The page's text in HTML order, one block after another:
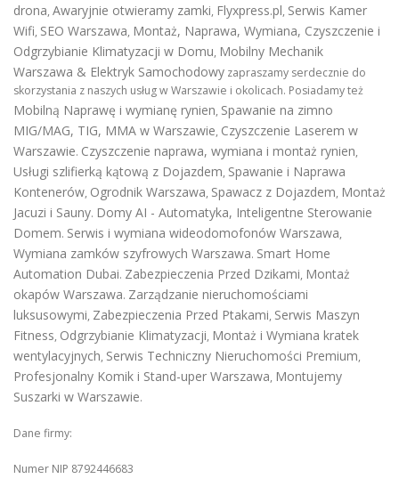
drona, Awaryjnie otwieramy zamki, Flyxpress.pl, Serwis Kamer
Wifi, SEO Warszawa, Montaż, Naprawa, Wymiana, Czyszczenie i
Odgrzybianie Klimatyzacji w Domu, Mobilny Mechanik
Warszawa & Elektryk Samochodowy zapraszamy serdecznie do
skorzystania z naszych usług w Warszawie i okolicach. Posiadamy też
Mobilną Naprawę i wymianę rynien, Spawanie na zimno
MIG/MAG, TIG, MMA w Warszawie, Czyszczenie Laserem w
Warszawie. Czyszczenie naprawa, wymiana i montaż rynien,
Usługi szlifierką kątową z Dojazdem, Spawanie i Naprawa
Kontenerów, Ogrodnik Warszawa, Spawacz z Dojazdem, Montaż
Jacuzi i Sauny. Domy AI - Automatyka, Inteligentne Sterowanie
Domem. Serwis i wymiana wideodomofonów Warszawa,
Wymiana zamków szyfrowych Warszawa. Smart Home
Automation Dubai. Zabezpieczenia Przed Dzikami, Montaż
okapów Warszawa. Zarządzanie nieruchomościami
luksusowymi, Zabezpieczenia Przed Ptakami, Serwis Maszyn
Fitness, Odgrzybianie Klimatyzacji, Montaż i Wymiana kratek
wentylacyjnych, Serwis Techniczny Nieruchomości Premium,
Profesjonalny Komik i Stand-uper Warszawa, Montujemy
Suszarki w Warszawie.
Dane firmy:
Numer NIP 8792446683